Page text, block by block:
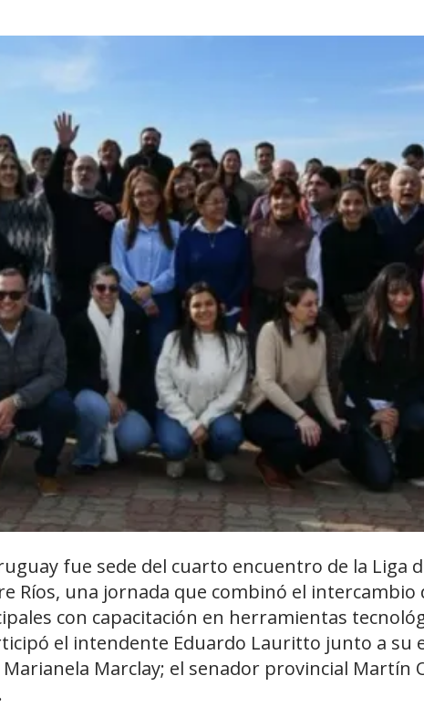
fue sede del cuarto encuentro de la Liga
Ríos, una jornada que combinó el intercambio
con capacitación en herramientas
el intendente Eduardo Lauritto junto a su
Marclay; el senador provincial Martín